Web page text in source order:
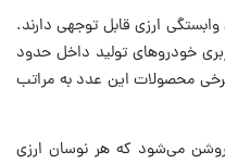
ارزی قابل توجهی دارند.
خودروهای تولید داخل حدود
برخی محصولات این عدد به مراتب
روشن می‌شود که هر نوسان ارزی